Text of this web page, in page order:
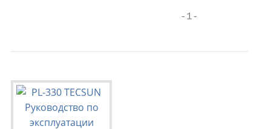
                            -1-